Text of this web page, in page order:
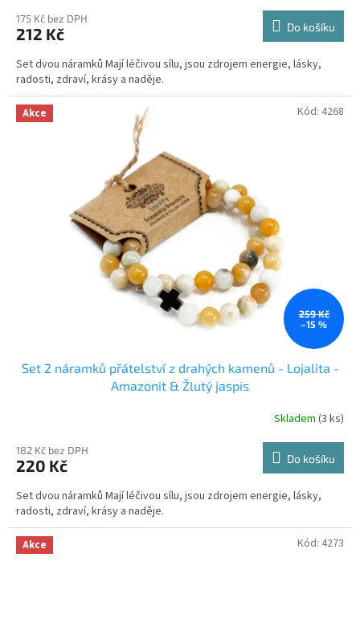
175 Kč bez DPH
212 Kč Do košíku
Set dvou náramků Mají léčivou sílu, jsou zdrojem energie, lásky,
radosti, zdraví, krásy a naděje.
Akce
259 Kč
–15 %
Set 2 náramků přátelství z drahých kamenů - Lojalita -
Amazonit & Žlutý jaspis
Skladem (3 ks)
182 Kč bez DPH
220 Kč Do košíku
Set dvou náramků Mají léčivou sílu, jsou zdrojem energie, lásky,
radosti, zdraví, krásy a naděje.
Kód: 4268
Akce Kód: 4273